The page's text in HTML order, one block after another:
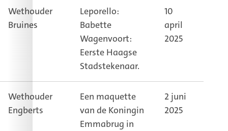
Wethouder
Bruines
Leporello:
Babette
Wagenvoort:
Eerste Haagse
Stadstekenaar.
10
april
2025
Wethouder
Engberts
Een maquette
van de Koningin
Emmabrug in
2 juni
2025